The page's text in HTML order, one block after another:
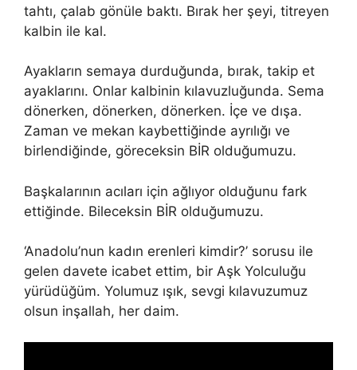
tahtı, çalab gönüle baktı. Bırak her şeyi, titreyen
kalbin ile kal.
Ayakların semaya durduğunda, bırak, takip et
ayaklarını. Onlar kalbinin kılavuzluğunda. Sema
dönerken, dönerken, dönerken. İçe ve dışa.
Zaman ve mekan kaybettiğinde ayrılığı ve
birlendiğinde, göreceksin BİR olduğumuzu.
Başkalarının acıları için ağlıyor olduğunu fark
ettiğinde. Bileceksin BİR olduğumuzu.
‘Anadolu’nun kadın erenleri kimdir?’ sorusu ile
gelen davete icabet ettim, bir Aşk Yolculuğu
yürüdüğüm. Yolumuz ışık, sevgi kılavuzumuz
olsun inşallah, her daim.